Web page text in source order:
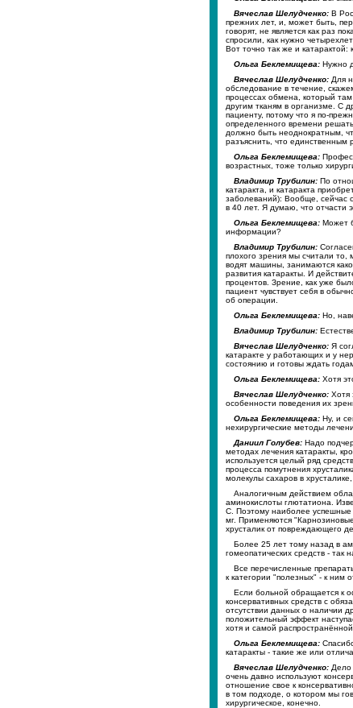
Вячеслав Шелудченко: В
прежних лет, и, может быть,
говорят, не является как раз
спросили, как нужно
Вот точно так же и катарактой:
Ольга Беклемищева: Нужно
Вячеслав Шелудченко: Для
обследование в течение,
процессах обмена, который
другим тканям в организме. С
пациенту, потому что я по-
определенного времени
должно быть неоднократным,
разъяснить, что единственным
Ольга Беклемищева:
возрастных, тоже только
Владимир Трубилин: По
катаракта, и катаракта
заболеваний): Вообще, сейчас
в 40 лет. Я думаю, что отчасти
Ольга Беклемищева: Может
информации?
Владимир Трубилин:
плохого зрения мы считали то,
водят машины, занимаются
развития катаракты. И
процентов. Зрение, как уже
пациент чувствует себя в
об операции.
Ольга Беклемищева: Но,
Владимир Трубилин:
Вячеслав Шелудченко: Я
катаракте у работающих и у
состоянию и готовы ждать
Ольга Беклемищева: Хотя
Вячеслав Шелудченко: Хотя
особенности поведения их
Ольга Беклемищева: Ну, и
нехирургические методы
Даниил Голубев: Надо
методах лечения катаракты,
используется целый ряд
процесса помутнения
молекулы сахаров в
Аналогичным действием
аминокислоты глютатиона.
С. Поэтому наиболее
мг. Применяются
хрусталик от повреждающего
Более 25 лет тому назад в
гомеопатических средств - так
Все перечисленные
к категории "полезных" - к ним
Если больной обращается к
консервативных средств с
отсутствии данных о наличии
положительный эффект
хотя и самой
Ольга Беклемищева:
катаракты - такие же или
Вячеслав Шелудченко: Дело
очень давно используют
отношение свое к
в том подходе, о котором мы
хирургическое, конечно.